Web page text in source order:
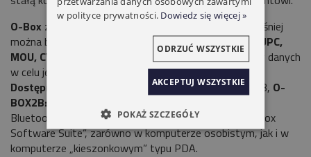
O-Box zarządza wszystkimi parametrami, które wcześniej
można było zmienić za pomocą kilku urządzeń – jak
BUPC,
MOU, CVU i SMU.
Umożliwia także import/export bazy danych
w celu jej archiwizacji lub odzyskania.
Dostępne w dwóch wersjach:O-BOX2:z kablem USB, O-
BOX2B:
Bluetooth.
Prosta instalacja oprogramowania
„O-Box
Software Suite”, zarówno w komputerze osobistym, jak i w
komputerze „kieszonkowym” typu PDA.
w polityce prywatności. Dowiedz się więcej »
AKCEPTUJ WSZYSTKIE
ODRZUĆ WSZYSTKIE
POKAŻ SZCZEGÓŁY